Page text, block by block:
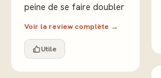
peine de se faire doubler
Voir la review complète →
Utile